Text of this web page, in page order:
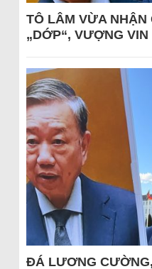
TÔ LÂM VỪA NHẬN
„DỚP“, VƯỢNG
ĐÁ LƯƠNG